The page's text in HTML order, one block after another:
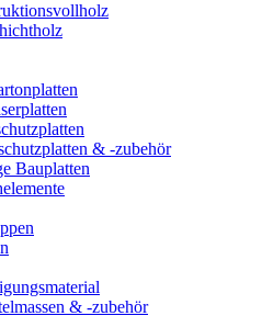
& -zubehör
Bauplatten
& -zubehör